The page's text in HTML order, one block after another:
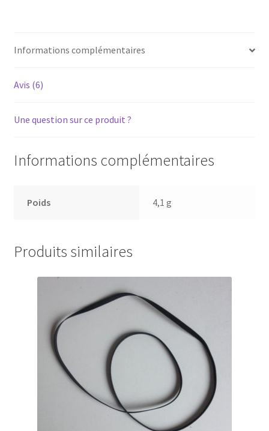
platine
tourne-
Informations complémentaires
Avis (6)
Une question sur ce produit ?
Informations complémentaires
Poids 4,1 g
Produits similaires